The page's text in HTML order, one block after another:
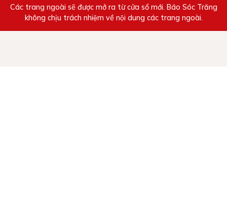
Các trang ngoài sẽ được mở ra từ cửa sổ mới. Báo Sóc Trăng
không chịu trách nhiệm về nội dung các trang ngoài.